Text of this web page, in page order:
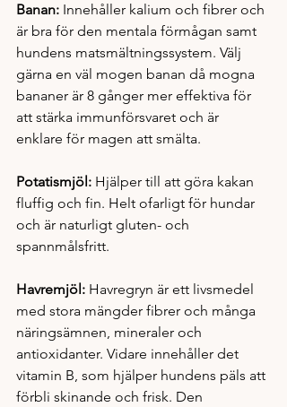
Banan: Innehåller kalium och fibrer och
är bra för den mentala förmågan samt
hundens matsmältningssystem. Välj
gärna en väl mogen banan då mogna
bananer är 8 gånger mer effektiva för
att stärka immunförsvaret och är
enklare för magen att smälta.
Potatismjöl: Hjälper till att göra kakan
fluffig och fin. Helt ofarligt för hundar
och är naturligt gluten- och
spannmålsfritt.
Havremjöl: Havregryn är ett livsmedel
med stora mängder fibrer och många
näringsämnen, mineraler och
antioxidanter. Vidare innehåller det
vitamin B, som hjälper hundens päls att
förbli skinande och frisk. Den